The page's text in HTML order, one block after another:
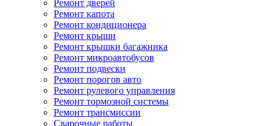
Ремонт дверей
Ремонт капота
Ремонт кондиционера
Ремонт крыши
Ремонт крышки багажника
Ремонт микроавтобусов
Ремонт подвески
Ремонт порогов авто
Ремонт рулевого управления
Ремонт тормозной системы
Ремонт трансмиссии
Сварочные работы